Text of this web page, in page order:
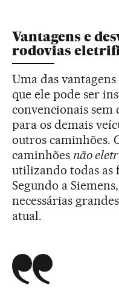
Vantagens e
rodovias
Uma das
que ele pode ser
convencionais sem
para os demais
outros caminhões.
caminhões não
utilizando todas as
Segundo a
necessárias
atual.